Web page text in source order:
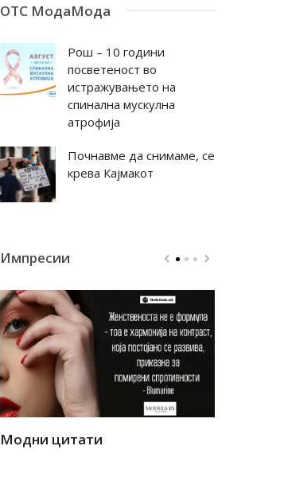
ОТС МодаМода
Рош – 10 години
посветеност во
истражувањето на
спинална мускулна
атрофија
Почнавме да снимаме, се
крева Кајмакот
Импресии
Модни цитати